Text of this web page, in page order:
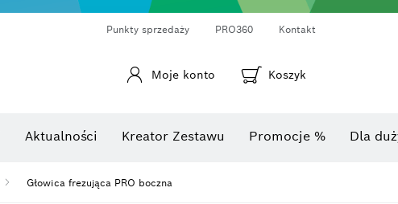
Punkty sprzedaży PRO360 Kontakt
Moje konto Koszyk
Aktualności Kreator Zestawu Promocje % Dla
Głowica frezująca PRO boczna